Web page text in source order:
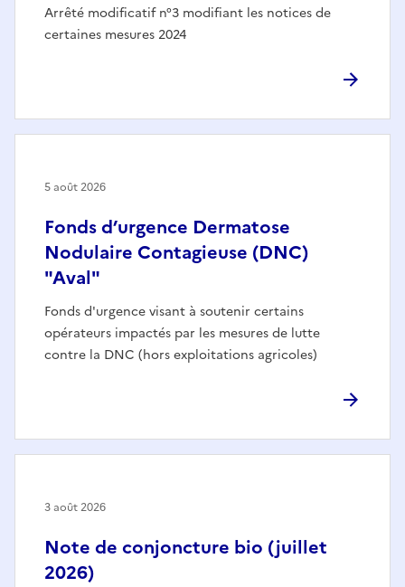
Arrêté modificatif n°3 modifiant les notices de
certaines mesures 2024
Fonds d’urgence Dermatose
Nodulaire Contagieuse (DNC)
"Aval"
Fonds d'urgence visant à soutenir certains
opérateurs impactés par les mesures de lutte
contre la DNC (hors exploitations agricoles)
5 août 2026
Note de conjoncture bio (juillet
2026)
3 août 2026